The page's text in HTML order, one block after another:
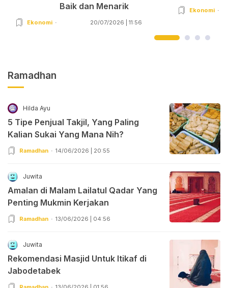
Baik dan Menarik
Ekonomi 20/07/2026 | 11:56
Ekonomi
Ramadhan
Hilda Ayu
5 Tipe Penjual Takjil, Yang Paling
Kalian Sukai Yang Mana Nih?
Ramadhan 14/06/2026 | 20:55
Juwita
Amalan di Malam Lailatul Qadar Yang
Penting Mukmin Kerjakan
Ramadhan 13/06/2026 | 04:56
Juwita
Rekomendasi Masjid Untuk Itikaf di
Jabodetabek